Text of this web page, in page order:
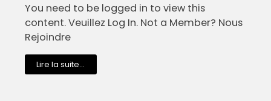
You need to be logged in to view this
content. Veuillez Log In. Not a Member? Nous
Rejoindre
Lire la suite...